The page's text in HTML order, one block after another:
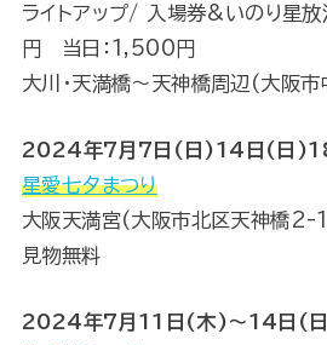
ライトアップ/ 入場券&いのり星
円 当日：1,500円
大川・天満橋～天神橋周辺(大阪
2024年7月7日(日)14日(日
星愛七夕まつり
大阪天満宮(大阪市北区天神橋
見物無料
2024年7月11日(木)～14日(